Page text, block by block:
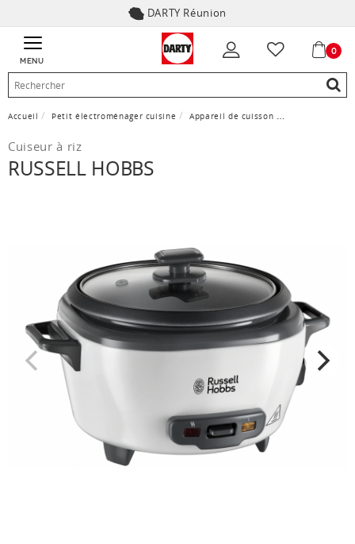
DARTY Réunion
MENU
0
Accueil Petit électroménager cuisine Appareil de cuisson
Cuiseur à riz
RUSSELL HOBBS